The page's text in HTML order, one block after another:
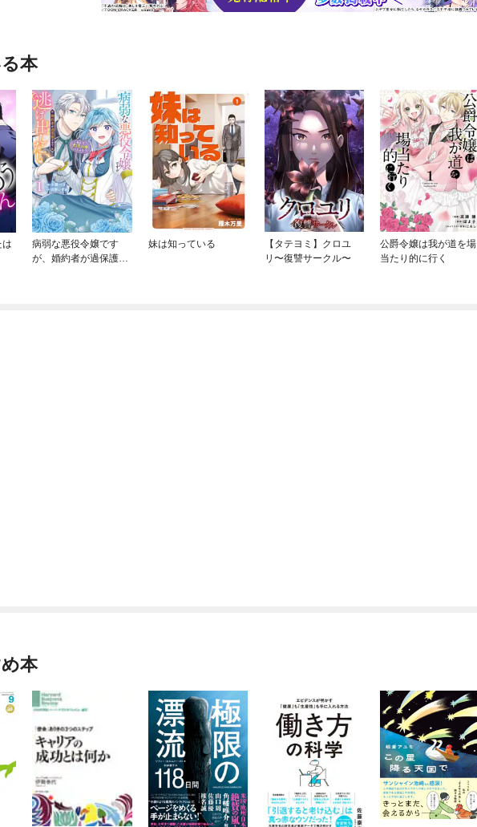
本
は
病弱な悪役令嬢です
が、婚約者が過保護す
妹は知っている
【タテヨミ】クロユ
リ〜復讐サークル〜
公爵令嬢は我が道を場
当たり的に行く
本